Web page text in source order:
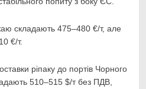
складають 475–480 €/т, але
€/т.
ріпаку до портів Чорного
510–515 $/т без ПДВ,